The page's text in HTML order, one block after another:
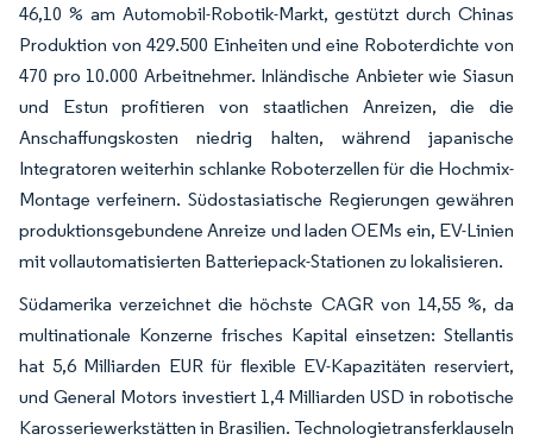
46,10 % am Automobil-Robotik-Markt, gestützt durch Chinas
Produktion von 429.500 Einheiten und eine Roboterdichte von
470 pro 10.000 Arbeitnehmer. Inländische Anbieter wie Siasun
und Estun profitieren von staatlichen Anreizen, die die
Anschaffungskosten niedrig halten, während japanische
Integratoren weiterhin schlanke Roboterzellen für die Hochmix-
Montage verfeinern. Südostasiatische Regierungen gewähren
produktionsgebundene Anreize und laden OEMs ein, EV-Linien
mit vollautomatisierten Batteriepack-Stationen zu lokalisieren.
Südamerika verzeichnet die höchste CAGR von 14,55 %, da
multinationale Konzerne frisches Kapital einsetzen: Stellantis
hat 5,6 Milliarden EUR für flexible EV-Kapazitäten reserviert,
und General Motors investiert 1,4 Milliarden USD in robotische
Karosseriewerkstätten in Brasilien. Technologietransferklauseln